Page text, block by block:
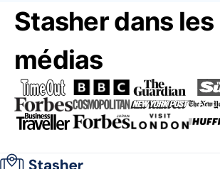
Stasher dans les
médias